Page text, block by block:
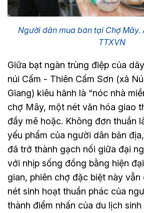
Người dân mua bán tại Chợ Mây.
TTXVN
Giữa bạt ngàn trùng điệp của
núi Cấm - Thiên Cấm Sơn (xã
Giang) kiêu hãnh là “nóc nhà
chợ Mây, một nét văn hóa giao
đầy mê hoặc. Không đơn thuần
yếu phẩm của người dân bản
đã trở thành gạch nối giữa đại
với nhịp sống đồng bằng hiện
gian, phiên chợ đặc biệt này vẫn
nét sinh hoạt thuần phác của
thành điểm nhấn của du lịch